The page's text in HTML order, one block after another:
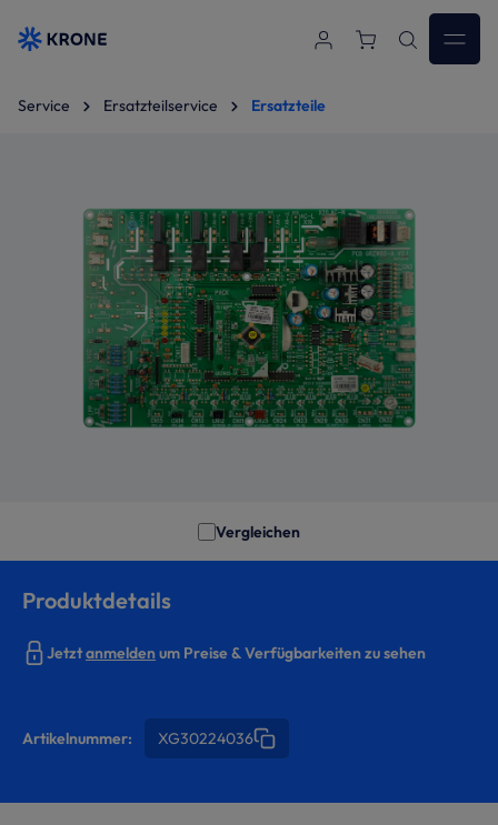
Zum Hauptinhalt springen
Service Ersatzteilservice Ersatzteile
Vergleichen
Produktdetails
Jetztanmeldenum Preise & Verfügbarkeiten zu sehen
Artikelnummer: XG30224036